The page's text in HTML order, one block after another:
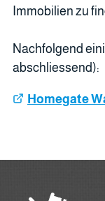
Immobilien zu
Nachfolgend
abschliessend):
Homegate